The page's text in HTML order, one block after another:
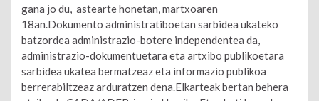
gana jo du, astearte honetan, martxoaren
18an.Dokumento administratiboetan sarbidea ukateko
batzordea administrazio-botere independentea da,
administrazio-dokumentuetara eta artxibo publikoetara
sarbidea ukatea bermatzeaz eta informazio publikoa
berrerabiltzeaz arduratzen dena.Elkarteak bertan behera